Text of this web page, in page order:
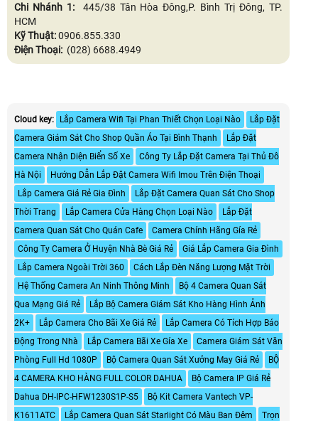
Chi Nhánh 1:
445/38 Tân Hòa Đông,P. Bình Trị Đông, TP.
HCM
Kỹ Thuật:0906.855.330
Điện Thoại: (028) 6688.4949
Cloud key: Lắp Camera Wifi Tại Phan Thiết Chọn Loại Nào
Lắp Đặt
Camera Giám Sát Cho Shop Quần Áo Tại Bình Thạnh
Lắp Đặt
Camera Nhận Diện Biển Số Xe
Công Ty Lắp Đặt Camera Tại Thủ Đô
Hà Nội
Hướng Dẫn Lắp Đặt Camera Wifi Imou Trên Điện Thoại
Lắp Camera Giá Rẻ Gia Đình
Lắp Đặt Camera Quan Sát Cho Shop
Thời Trang
Lắp Camera Cửa Hàng Chọn Loại Nào
Lắp Đặt
Camera Quan Sát Cho Quán Cafe
Camera Chính Hãng Gía Rẻ
Công Ty Camera Ở Huyện Nhà Bè Giá Rẻ
Giá Lắp Camera Gia Đình
Lắp Camera Ngoài Trời 360
Cách Lắp Đèn Năng Lượng Mặt Trời
Hệ Thống Camera An Ninh Thông Minh
Bộ 4 Camera Quan Sát
Qua Mạng Giá Rẻ
Lắp Bộ Camera Giám Sát Kho Hàng Hình Ảnh
2K+
Lắp Camera Cho Bãi Xe Giá Rẻ
Lắp Camera Có Tích Hợp Báo
Động Trong Nhà
Lắp Camera Bãi Xe Gía Xe
Camera Giám Sát Văn
Phòng Full Hd 1080P
Bộ Camera Quan Sát Xưởng May Giá Rẻ
BỘ
4 CAMERA KHO HÀNG FULL COLOR DAHUA
Bộ Camera IP Giá Rẻ
Dahua DH-IPC-HFW1230S1P-S5
Bộ Kit Camera Vantech VP-
K1611ATC
Lắp Camera Quan Sát Starlight Có Màu Ban Đêm
Trọn